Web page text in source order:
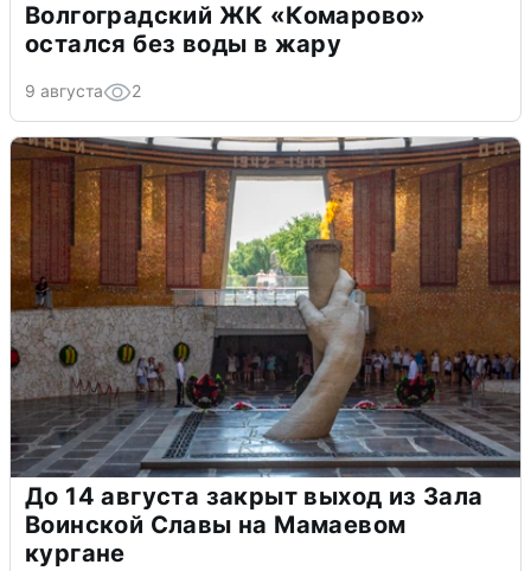
Волгоградский ЖК «Комарово»
остался без воды в жару
9 августа 2
До 14 августа закрыт выход из Зала
Воинской Славы на Мамаевом
кургане